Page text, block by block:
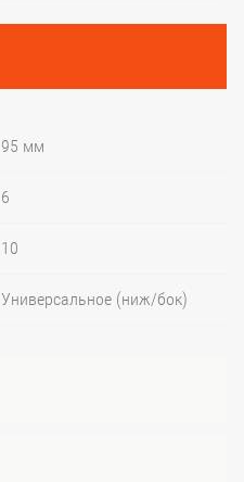
95 мм
6
10
Универсальное (ниж/бок)